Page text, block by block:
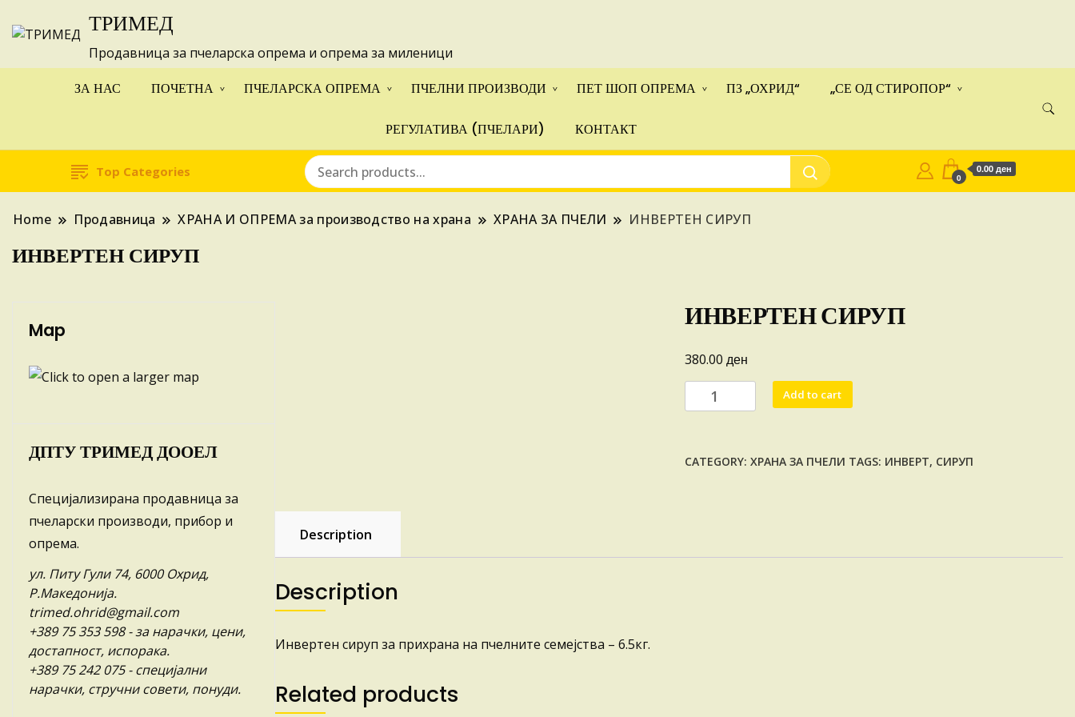
ТРИМЕД
Продавница за пчеларска опрема и опрема за миленици
ЗА НАС ПОЧЕТНА ПЧЕЛАРСКА ОПРЕМА ПЧЕЛНИ ПРОИЗВОДИ ПЕТ ШОП ОПРЕМА ПЗ „ОХРИД“ „СЕ ОД СТИРОПОР“
РЕГУЛАТИВА (ПЧЕЛАРИ) КОНТАКТ
Top Categories 0
0.00 ден
Home Продавница ХРАНА И ОПРЕМА за производство на храна ХРАНА ЗА ПЧЕЛИ ИНВЕРТЕН СИРУП
ИНВЕРТЕН СИРУП
ИНВЕРТЕН СИРУП
380.00 ден
ИНВЕРТЕН
СИРУП
Add to cart
CATEGORY: ХРАНА ЗА ПЧЕЛИ TAGS: ИНВЕРТ, СИРУП
Description
Description
Инвертен сируп за прихрана на пчелните семејства – 6.5кг.
Related products
Map
ДПТУ ТРИМЕД ДООЕЛ
Специјализирана продавница за
пчеларски производи, прибор и
опрема.
ул. Питу Гули 74, 6000 Охрид,
Р.Македонија.
trimed.ohrid@gmail.com
+389 75 353 598- за нарачки, цени,
достапност, испорака.
+389 75 242 075- специјални
нарачки, стручни совети, понуди.